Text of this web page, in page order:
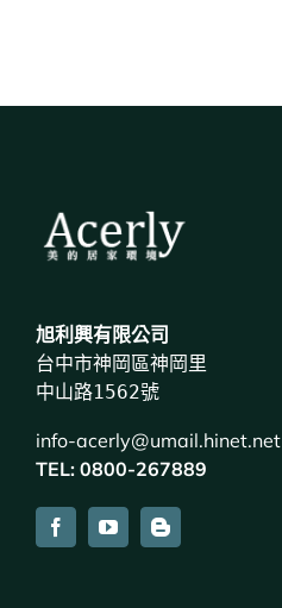
旭利興有限公司
台中市神岡區神岡里
中山路1562號
info-acerly@umail.hinet.net
TEL: 0800-267889